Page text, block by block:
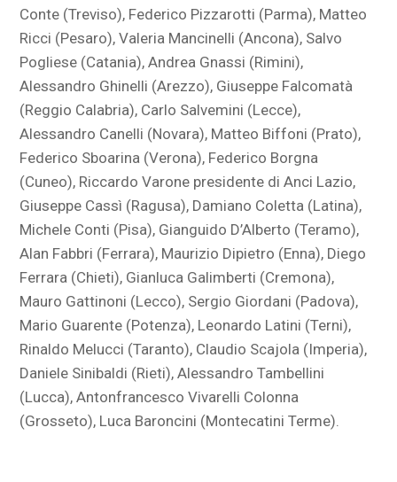
Conte (Treviso), Federico Pizzarotti (Parma), Matteo
Ricci (Pesaro), Valeria Mancinelli (Ancona), Salvo
Pogliese (Catania), Andrea Gnassi (Rimini),
Alessandro Ghinelli (Arezzo), Giuseppe Falcomatà
(Reggio Calabria), Carlo Salvemini (Lecce),
Alessandro Canelli (Novara), Matteo Biffoni (Prato),
Federico Sboarina (Verona), Federico Borgna
(Cuneo), Riccardo Varone presidente di Anci Lazio,
Giuseppe Cassì (Ragusa), Damiano Coletta (Latina),
Michele Conti (Pisa), Gianguido D’Alberto (Teramo),
Alan Fabbri (Ferrara), Maurizio Dipietro (Enna), Diego
Ferrara (Chieti), Gianluca Galimberti (Cremona),
Mauro Gattinoni (Lecco), Sergio Giordani (Padova),
Mario Guarente (Potenza), Leonardo Latini (Terni),
Rinaldo Melucci (Taranto), Claudio Scajola (Imperia),
Daniele Sinibaldi (Rieti), Alessandro Tambellini
(Lucca), Antonfrancesco Vivarelli Colonna
(Grosseto), Luca Baroncini (Montecatini Terme).